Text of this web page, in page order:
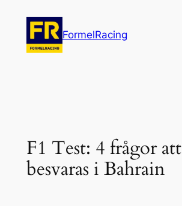
innehåll
FormelRacing
F1 Test: 4 frågor att
besvaras i Bahrain